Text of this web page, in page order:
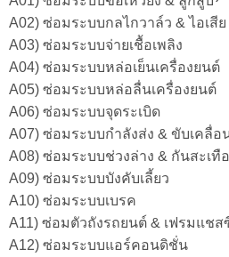
A02) ซ่อมระบบกลไกวาล์ว & ไอเสีย
A03) ซ่อมระบบจ่ายเชื้อเพลิง
A04) ซ่อมระบบหล่อเย็นเครื่องยนต์
A05) ซ่อมระบบหล่อลื่นเครื่องยนต์
A06) ซ่อมระบบจุดระเบิด
A07) ซ่อมระบบกำลังส่ง & ขับเคลื่อ
A08) ซ่อมระบบช่วงล่าง & กันสะเทื
A09) ซ่อมระบบบังคับเลี้ยว
A10) ซ่อมระบบเบรค
A11) ซ่อมตัวถังรถยนต์ & เฟรมแชส
A12) ซ่อมระบบแอร์คอนดิชั่น